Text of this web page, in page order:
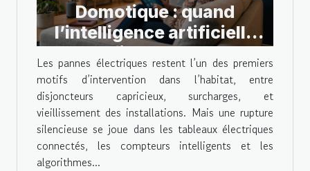
Domotique : quand
l’intelligence artificielle
met fin aux pannes
électriques
Les pannes électriques restent l’un des premiers
motifs d’intervention dans l’habitat, entre
disjoncteurs capricieux, surcharges, et
vieillissement des installations. Mais une rupture
silencieuse se joue dans les tableaux électriques
connectés, les compteurs intelligents et les
algorithmes...